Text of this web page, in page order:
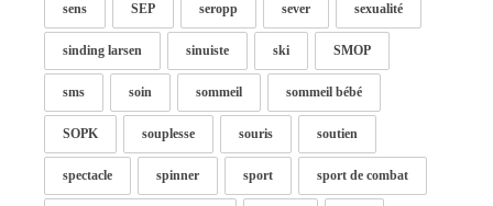
sens SEP seropp sever sexualité
sinding larsen sinuiste ski SMOP
sms soin sommeil sommeil bébé
SOPK souplesse souris soutien
spectacle spinner sport sport de combat